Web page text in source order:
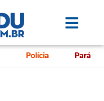
Polícia Pará